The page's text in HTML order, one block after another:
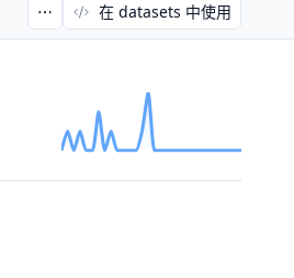
在 datasets 中使用